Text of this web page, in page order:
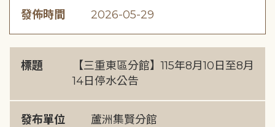
發佈時間 2026-05-29
標題
【三重東區分館】115年8月10日至8月
14日停水公告
發布單位 蘆洲集賢分館